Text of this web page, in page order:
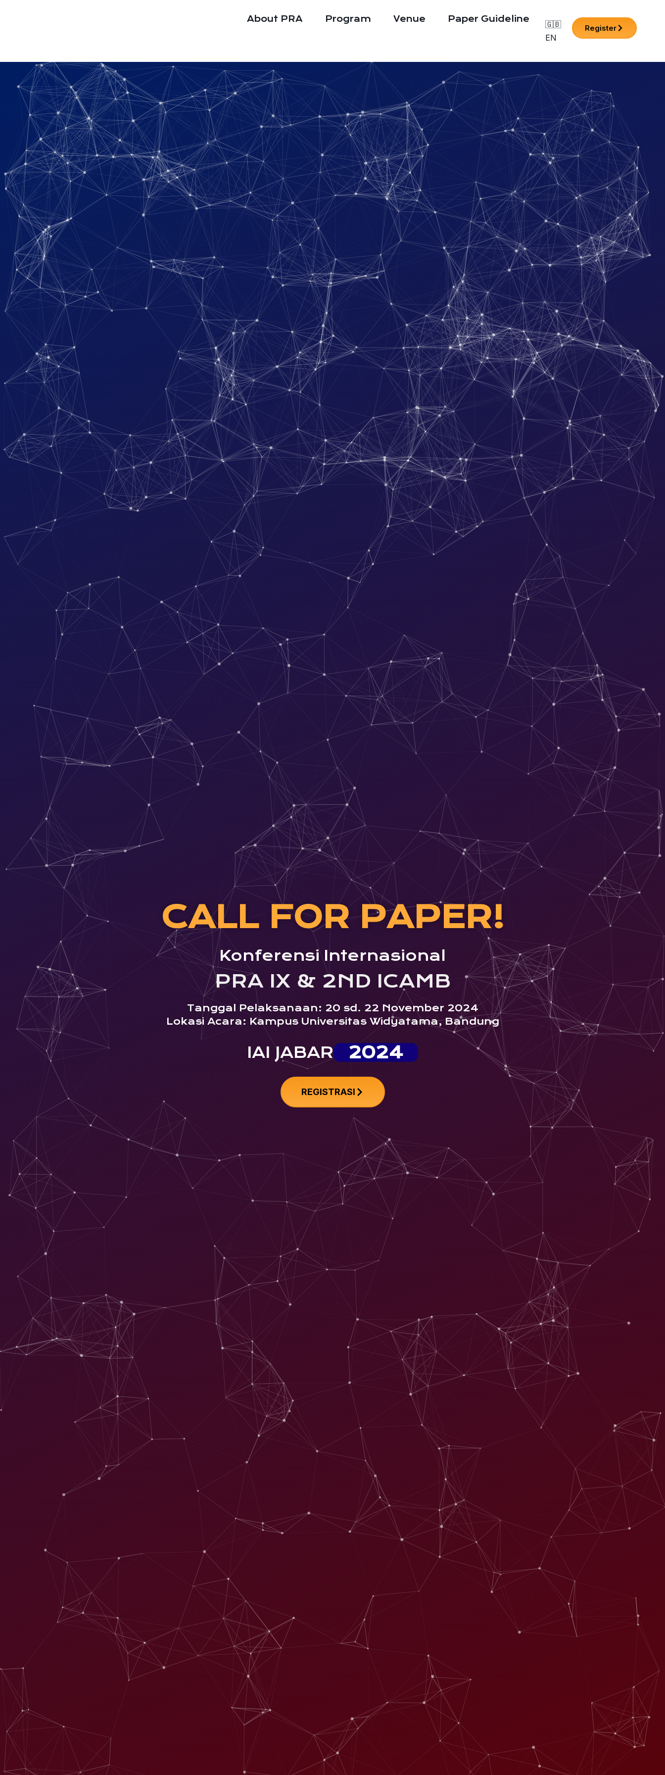
About PRA Program Venue Paper Guideline
🇬🇧
EN
Register
CALL FOR PAPER!
Konferensi Internasional
PRA IX & 2ND ICAMB​
Tanggal Pelaksanaan: 20 sd. 22 November 2024
Lokasi Acara: Kampus Universitas Widyatama, Bandung
IAI JABAR 2024
REGISTRASI